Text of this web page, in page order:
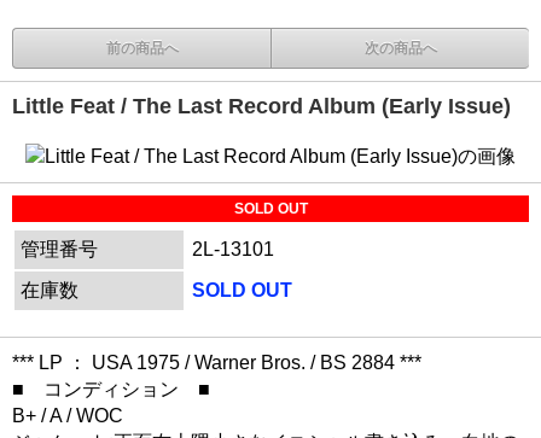
前の商品へ 次の商品へ
Little Feat / The Last Record Album (Early Issue)
SOLD OUT
管理番号
2L-13101
在庫数
SOLD OUT
*** LP ： USA 1975 / Warner Bros. / BS 2884 ***
■ コンディション ■
B+ / A / WOC